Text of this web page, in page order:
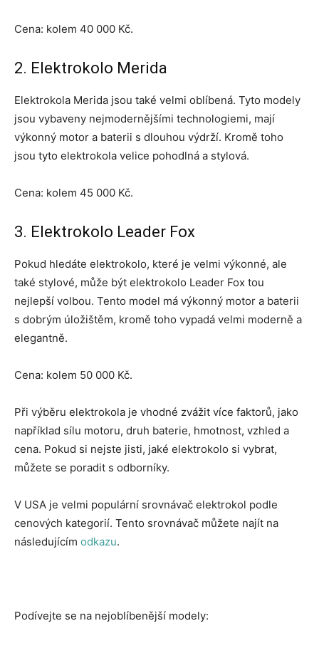
Cena: kolem 40 000 Kč.
2. Elektrokolo Merida
Elektrokola Merida jsou také velmi oblíbená. Tyto modely
jsou vybaveny nejmodernějšími technologiemi, mají
výkonný motor a baterii s dlouhou výdrží. Kromě toho
jsou tyto elektrokola velice pohodlná a stylová.
Cena: kolem 45 000 Kč.
3. Elektrokolo Leader Fox
Pokud hledáte elektrokolo, které je velmi výkonné, ale
také stylové, může být elektrokolo Leader Fox tou
nejlepší volbou. Tento model má výkonný motor a baterii
s dobrým úložištěm, kromě toho vypadá velmi moderně a
elegantně.
Cena: kolem 50 000 Kč.
Při výběru elektrokola je vhodné zvážit více faktorů, jako
například sílu motoru, druh baterie, hmotnost, vzhled a
cena. Pokud si nejste jisti, jaké elektrokolo si vybrat,
můžete se poradit s odborníky.
V USA je velmi populární srovnávač elektrokol podle
cenových kategorií. Tento srovnávač můžete najít na
následujícím odkazu.
Podívejte se na nejoblíbenější modely: